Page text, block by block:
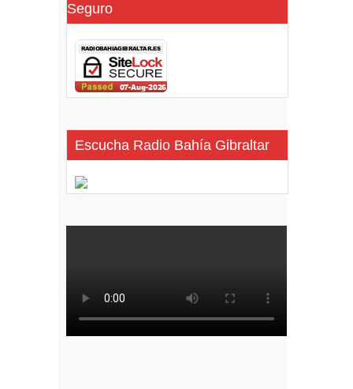
Seguro
Escucha Radio Bahía Gibraltar